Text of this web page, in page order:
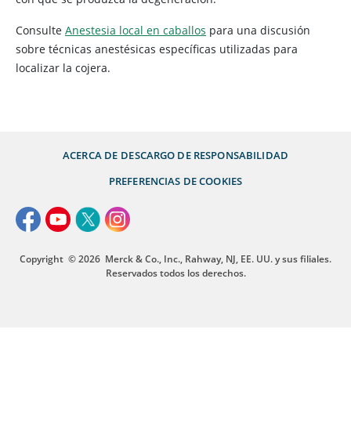
Consulte Anestesia local en caballos para una discusión
sobre técnicas anestésicas específicas utilizadas para
localizar la cojera.
ACERCA DE DESCARGO DE RESPONSABILIDAD
PREFERENCIAS DE COOKIES
Copyright © 2026 Merck & Co., Inc., Rahway, NJ, EE. UU. y sus filiales.
Reservados todos los derechos.